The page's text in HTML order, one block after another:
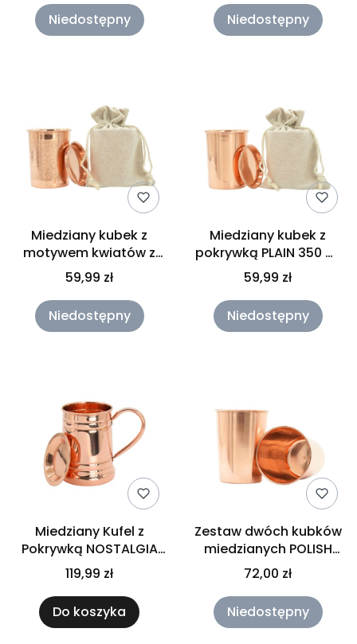
Niedostępny Niedostępny
Miedziany kubek z
motywem kwiatów z
pokrywką 350 ml
GISANE
59,99 zł
Niedostępny
Miedziany kubek z
pokrywką PLAIN 350 ml
Gisane
59,99 zł
Niedostępny
Miedziany Kufel z
Pokrywką NOSTALGIA
550 ml Gisane
119,99 zł
Do koszyka
Zestaw dwóch kubków
miedzianych POLISH
250 ml Orient
72,00 zł
Niedostępny